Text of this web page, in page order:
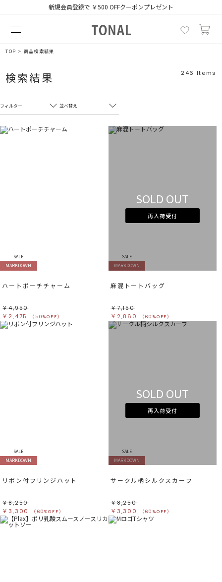
新規会員登録で ￥500 OFFクーポンプレゼント
TOP 商品検索結果
検索結果 246 Items
フィルター
フリーワード
ベージュ
オレンジオレンジ
イエロー
パープル パープル
リセット
並べ替え
売れ筋順
SALE
MARKDOWN
ハートポーチチャーム
￥4,950
￥2,475
（50%OFF）
SOLD OUT
再入荷受付
SALE
MARKDOWN
麻混トートバッグ
￥7,150
￥2,860
（60%OFF）
SALE
MARKDOWN
リボン付フリンジハット
￥8,250
￥3,300
（60%OFF）
SOLD OUT
再入荷受付
SALE
MARKDOWN
サークル柄シルクスカーフ
￥8,250
￥3,300
（60%OFF）